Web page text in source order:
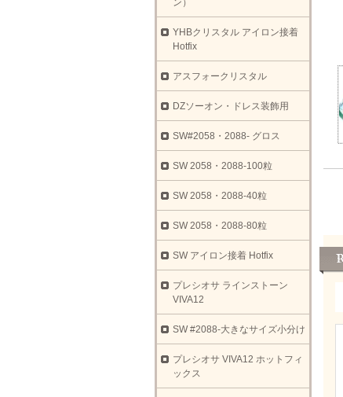
ン）
YHBクリスタル アイロン接着
Hotfix
アスフォークリスタル
DZソーオン・ドレス装飾用
SW#2058・2088- グロス
SW 2058・2088-100粒
SW 2058・2088-40粒
SW 2058・2088-80粒
SW アイロン接着 Hotfix
プレシオサ ラインストーン
VIVA12
SW #2088-大きなサイズ小分け
プレシオサ VIVA12 ホットフィ
ックス